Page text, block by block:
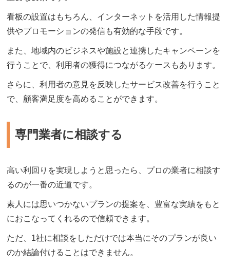
看板の設置はもちろん、インターネットを活用した情報提
供やプロモーションの発信も有効的な手段です。
また、地域内のビジネスや施設と連携したキャンペーンを
行うことで、利用者の獲得につながるケースもあります。
さらに、利用者の意見を反映したサービス改善を行うこと
で、顧客満足度を高めることができます。
専門業者に相談する
高い利回りを実現しようと思ったら、プロの業者に相談す
るのが一番の近道です。
素人には思いつかないプランの提案を、豊富な実績をもと
におこなってくれるので信頼できます。
ただ、1社に相談をしただけでは本当にそのプランが良い
のか結論付けることはできません。